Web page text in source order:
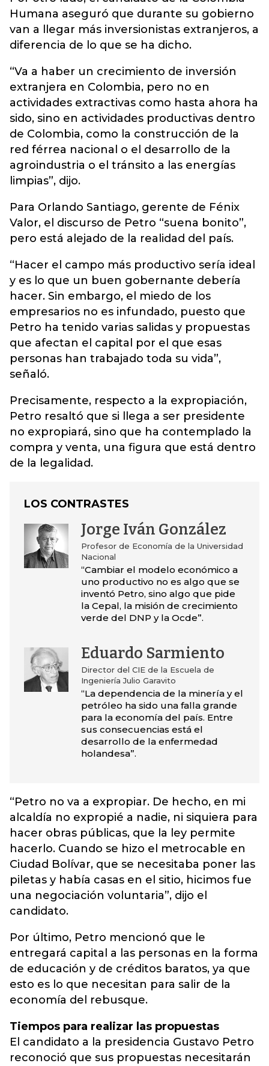
Humana aseguró que durante su gobierno
van a llegar más inversionistas extranjeros, a
diferencia de lo que se ha dicho.
“Va a haber un crecimiento de inversión
extranjera en Colombia, pero no en
actividades extractivas como hasta ahora ha
sido, sino en actividades productivas dentro
de Colombia, como la construcción de la
red férrea nacional o el desarrollo de la
agroindustria o el tránsito a las energías
limpias”, dijo.
Para Orlando Santiago, gerente de Fénix
Valor, el discurso de Petro “suena bonito”,
pero está alejado de la realidad del país.
“Hacer el campo más productivo sería ideal
y es lo que un buen gobernante debería
hacer. Sin embargo, el miedo de los
empresarios no es infundado, puesto que
Petro ha tenido varias salidas y propuestas
que afectan el capital por el que esas
personas han trabajado toda su vida”,
señaló.
Precisamente, respecto a la expropiación,
Petro resaltó que si llega a ser presidente
no expropiará, sino que ha contemplado la
compra y venta, una figura que está dentro
de la legalidad.
LOS CONTRASTES
Jorge Iván González
Profesor de Economía de la Universidad
Nacional
“Cambiar el modelo económico a
uno productivo no es algo que se
inventó Petro, sino algo que pide
la Cepal, la misión de crecimiento
verde del DNP y la Ocde”.
Eduardo Sarmiento
Director del CIE de la Escuela de
Ingeniería Julio Garavito
“La dependencia de la minería y el
petróleo ha sido una falla grande
para la economía del país. Entre
sus consecuencias está el
desarrollo de la enfermedad
holandesa”.
“Petro no va a expropiar. De hecho, en mi
alcaldía no expropié a nadie, ni siquiera para
hacer obras públicas, que la ley permite
hacerlo. Cuando se hizo el metrocable en
Ciudad Bolívar, que se necesitaba poner las
piletas y había casas en el sitio, hicimos fue
una negociación voluntaria”, dijo el
candidato.
Por último, Petro mencionó que le
entregará capital a las personas en la forma
de educación y de créditos baratos, ya que
esto es lo que necesitan para salir de la
economía del rebusque.
Tiempos para realizar las propuestas
El candidato a la presidencia Gustavo Petro
reconoció que sus propuestas necesitarán